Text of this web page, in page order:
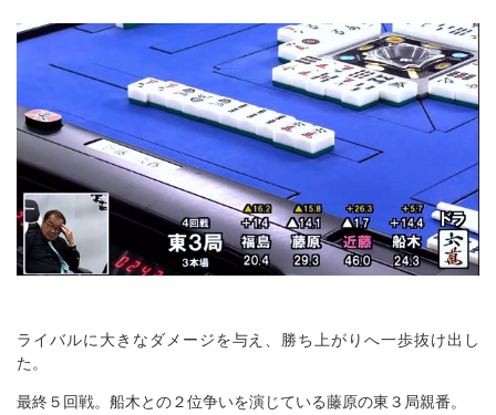
ライバルに大きなダメージを与え、勝ち上がりへ一歩抜け出し
た。
最終５回戦。船木との２位争いを演じている藤原の東３局親番。